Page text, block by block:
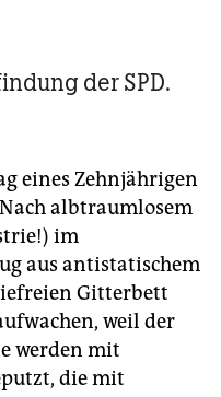
der SPD.
eines Zehnjährigen
albtraumlosem
im
aus antistatischem
Gitterbett
weil der
werden mit
die mit